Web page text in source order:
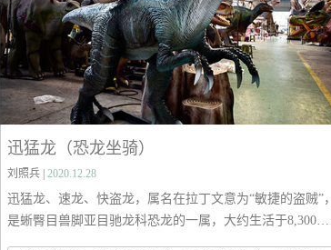
迅猛龙（恐龙坐骑）
刘照兵 | 2020.12.28
迅猛龙、速龙、快盗龙，属名在拉丁文意为“敏捷的盗贼”，
是蜥臀目兽脚亚目驰龙科恐龙的一属，大约生活于8,300万